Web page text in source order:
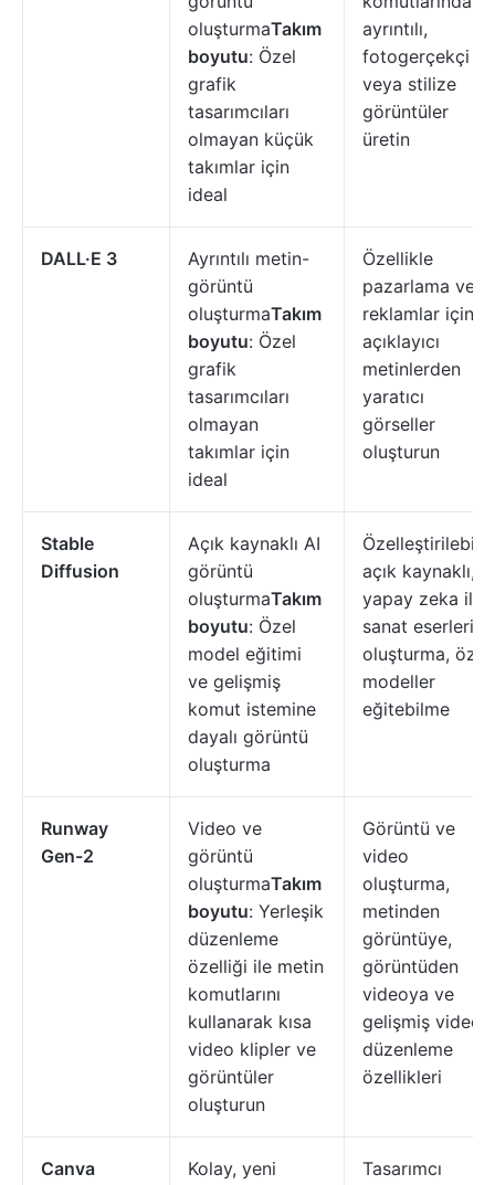
oluşturmaTakım
boyutu: Özel
grafik
tasarımcıları
olmayan küçük
takımlar için
ideal
ayrıntılı,
fotogerçekçi
veya stilize
görüntüler
üretin
DALL·E 3
Ayrıntılı metin-
görüntü
oluşturmaTakım
boyutu: Özel
grafik
tasarımcıları
olmayan
takımlar için
ideal
Özellikle
pazarlama ve
reklamlar için
açıklayıcı
metinlerden
yaratıcı
görseller
oluşturun
Stable
Diffusion
Açık kaynaklı AI
görüntü
oluşturmaTakım
boyutu: Özel
model eğitimi
ve gelişmiş
komut istemine
dayalı görüntü
oluşturma
Özelleştirilebilir,
açık kaynaklı,
yapay zeka ile
sanat eserleri
oluşturma, özel
modeller
eğitebilme
Runway
Gen-2
Video ve
görüntü
oluşturmaTakım
boyutu: Yerleşik
düzenleme
özelliği ile metin
komutlarını
kullanarak kısa
video klipler ve
görüntüler
oluşturun
Görüntü ve
video
oluşturma,
metinden
görüntüye,
görüntüden
videoya ve
gelişmiş video
düzenleme
özellikleri
Canva Kolay, yeni Tasarımcı